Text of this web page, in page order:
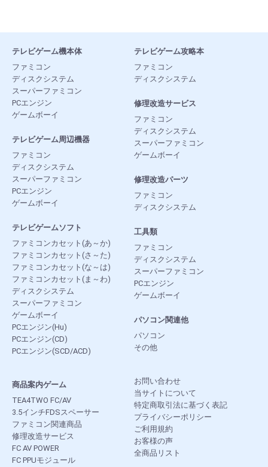
テレビゲーム機本体
ファミコン
ディスクシステム
スーパーファミコン
PCエンジン
ゲームボーイ
テレビゲーム周辺機器
ファミコン
ディスクシステム
スーパーファミコン
PCエンジン
ゲームボーイ
テレビゲームソフト
ファミコンカセット(あ～か)
ファミコンカセット(さ～た)
ファミコンカセット(な～は)
ファミコンカセット(ま～わ)
ディスクシステム
スーパーファミコン
ゲームボーイ
PCエンジン(Hu)
PCエンジン(CD)
PCエンジン(SCD/ACD)
テレビゲーム攻略本
ファミコン
ディスクシステム
修理改造サービス
ファミコン
ディスクシステム
スーパーファミコン
ゲームボーイ
修理改造パーツ
ファミコン
ディスクシステム
工具類
ファミコン
ディスクシステム
スーパーファミコン
PCエンジン
ゲームボーイ
パソコン関連他
パソコン
その他
商品案内ゲーム
TEA4TWO FC/AV
3.5インチFDSスペーサー
ファミコン関連商品
修理改造サービス
FC AV POWER
FC PPUモジュール
お問い合わせ
当サイトについて
特定商取引法に基づく表記
プライバシーポリシー
ご利用規約
お客様の声
全商品リスト